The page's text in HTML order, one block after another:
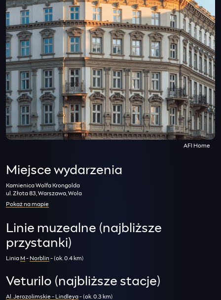
AFI Home
Miejsce wydarzenia
Kamienica Wolfa Krongolda
ul. Złota 83, Warszawa, Wola
Pokaż na mapie
Linie muzealne (najbliższe
przystanki)
Linia M - Norblin - (ok. 0.4 km)
Veturilo (najbliższe stacje)
Al. Jerozolimskie - Lindleya- (ok. 0.3 km)